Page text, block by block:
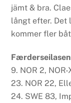
jämt & bra.
långt efter. Det
kommer fler
Færderseilasen
9. NOR 2,
23. NOR 22,
24. SWE 83,